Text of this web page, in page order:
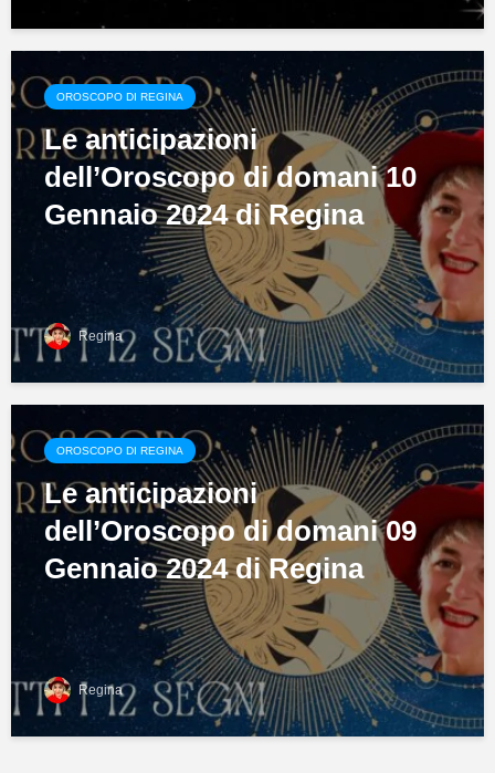
OROSCOPO DI REGINA
Le anticipazioni
dell’Oroscopo di domani 10
Gennaio 2024 di Regina
Regina
OROSCOPO DI REGINA
Le anticipazioni
dell’Oroscopo di domani 09
Gennaio 2024 di Regina
Regina